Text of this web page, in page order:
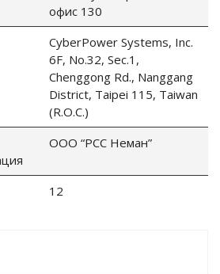
офис 130
CyberPower Systems, Inc.
6F, No.32, Sec.1,
Chenggong Rd., Nanggang
District, Taipei 115, Taiwan
(R.O.C.)
ООО “РСС Неман”
12